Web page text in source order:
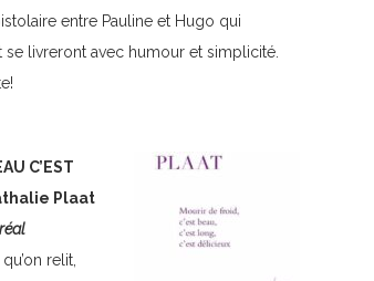
entre Pauline et Hugo qui
livreront avec humour et simplicité.
C’EST
Plaat
relit,